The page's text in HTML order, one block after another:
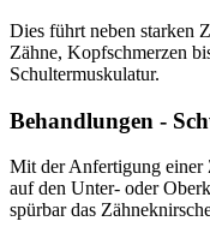
Dies führt neben starken
Zähne, Kopfschmerzen
Schultermuskulatur.
Behandlungen -
Mit der Anfertigung einer
auf den Unter- oder
spürbar das